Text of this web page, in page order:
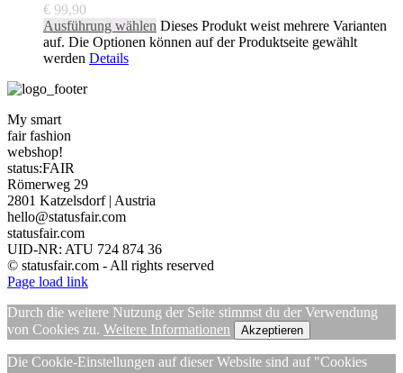
€ 99,90
Ausführung wählen Dieses Produkt weist mehrere Varianten
auf. Die Optionen können auf der Produktseite gewählt
werden Details
My smart
fair fashion
webshop!
status:FAIR
Römerweg 29
2801 Katzelsdorf | Austria
hello@statusfair.com
statusfair.com
UID-NR: ATU 724 874 36
© statusfair.com - All rights reserved
Page load link
Durch die weitere Nutzung der Seite stimmst du der Verwendung
von Cookies zu. Weitere Informationen Akzeptieren
Die Cookie-Einstellungen auf dieser Website sind auf "Cookies